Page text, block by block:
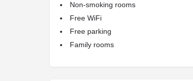
Non-smoking rooms
Free WiFi
Free parking
Family rooms